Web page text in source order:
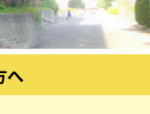
へ